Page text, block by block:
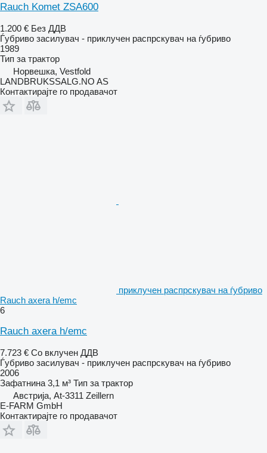
Rauch Komet ZSA600
1.200 € Без ДДВ
Ѓубриво засилувач - приклучен распрскувач на ѓубриво
1989
Тип за трактор
Норвешка, Vestfold
LANDBRUKSSALG.NO AS
Контактирајте го продавачот
приклучен распрскувач на ѓубриво
Rauch axera h/emc
6
Rauch axera h/emc
7.723 € Со вклучен ДДВ
Ѓубриво засилувач - приклучен распрскувач на ѓубриво
2006
Зафатнина 3,1 м³ Тип за трактор
Австрија, At-3311 Zeillern
E-FARM GmbH
Контактирајте го продавачот